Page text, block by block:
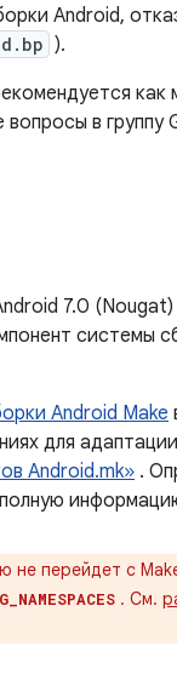
Android,
).
как
в группу
7.0
системы
Android Make
для
Android.mk» .
не перейдет с
. См.